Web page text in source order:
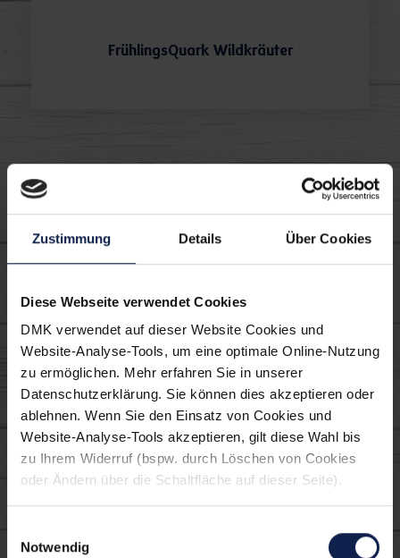
Zustimmung Details Über Cookies
Diese Webseite verwendet Cookies
DMK verwendet auf dieser Website Cookies und
Website-Analyse-Tools, um eine optimale Online-Nutzung
zu ermöglichen. Mehr erfahren Sie in unserer
Datenschutzerklärung. Sie können dies akzeptieren oder
ablehnen. Wenn Sie den Einsatz von Cookies und
Website-Analyse-Tools akzeptieren, gilt diese Wahl bis
zu Ihrem Widerruf (bspw. durch Löschen von Cookies
oder Ändern über die Schaltfläche auf dieser Seite).
Notwendig
FrühlingsQuark Wildkräuter
Schmand-Alternative